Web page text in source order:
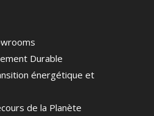
Durable
énergétique et
de la Planète